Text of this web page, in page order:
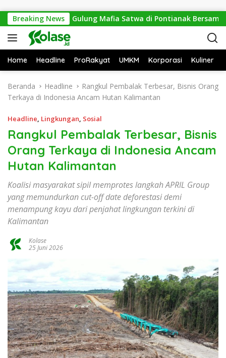
Breaking News
Polisi Gulung Mafia Satwa di Pontianak Bersama Setengah
Home Headline ProRakyat UMKM Korporasi Kuliner
Beranda Headline
Rangkul Pembalak Terbesar, Bisnis Orang
Terkaya di Indonesia Ancam Hutan Kalimantan
Headline, Lingkungan, Sosial
Rangkul Pembalak Terbesar, Bisnis
Orang Terkaya di Indonesia Ancam
Hutan Kalimantan
Koalisi masyarakat sipil memprotes langkah APRIL Group
yang memundurkan cut-off date deforestasi demi
menampung kayu dari penjahat lingkungan terkini di
Kalimantan
Kolase
25 Juni 2026